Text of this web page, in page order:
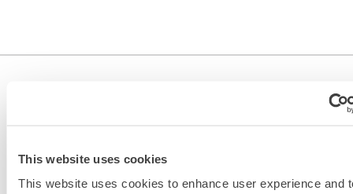
This website uses cookies
This website uses cookies to enhance user experience and